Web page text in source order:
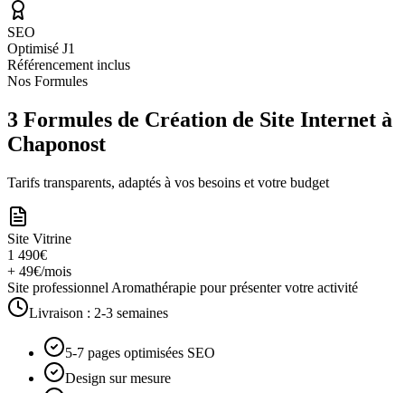
SEO
Optimisé J1
Référencement inclus
Nos Formules
3 Formules de Création de Site Internet à
Chaponost
Tarifs transparents, adaptés à vos besoins et votre budget
Site Vitrine
1 490€
+ 49€/mois
Site professionnel Aromathérapie pour présenter votre activité
Livraison : 2-3 semaines
5-7 pages optimisées SEO
Design sur mesure